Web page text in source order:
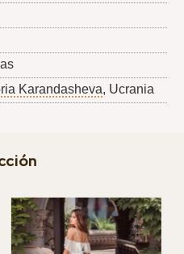
Karandasheva, Ucrania